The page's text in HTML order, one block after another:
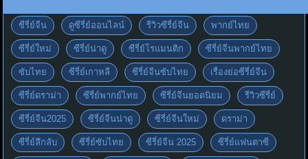
ซีรี่ย์จีน ดูซีรี่ย์ออนไลน์ รีวิวซีรี่ย์จีน พากย์ไทย
ซีรี่ย์ใหม่ ซีรี่ย์น่าดู ซีรี่ย์โรแมนติก ซีรี่ย์จีนพากย์ไทย
ซับไทย ซีรี่ย์เกาหลี ซีรี่ย์จีนซับไทย เรื่องย่อซีรี่ย์จีน
ซีรี่ย์ดราม่า ซีรี่ย์พากย์ไทย ซีรี่ย์จีนยอดนิยม รีวิวซีรี่ย์
ซีรี่ย์จีน2025 ซีรี่ย์จีนน่าดู ซีรี่ย์จีนใหม่ ดราม่า
ซีรี่ย์ลึกลับ ซีรี่ย์ซับไทย ซีรี่ย์จีน 2025 ซีรี่ย์แฟนตาซี